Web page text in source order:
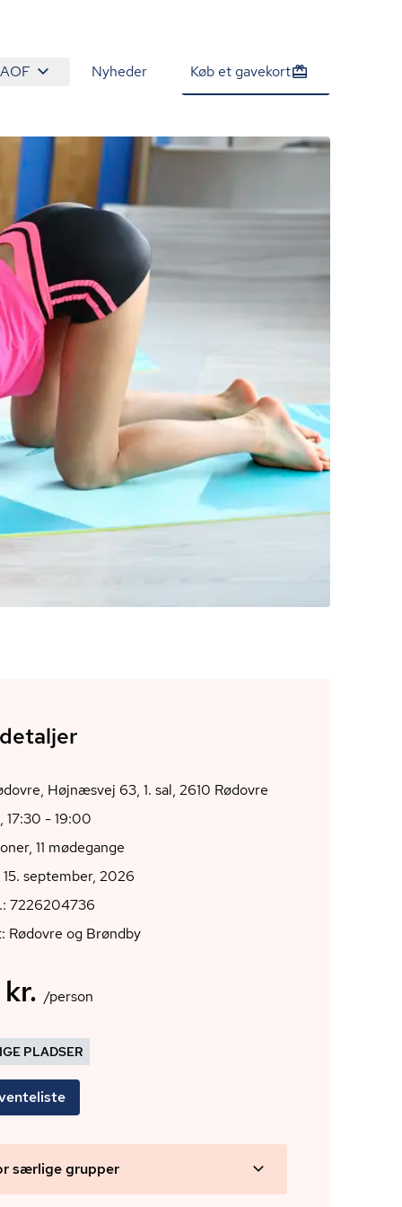
Nyheder Køb et gavekort
1.355 kr. /person Tilmeld venteliste
AOF Rødovre, Højnæsvej 63, 1. sal, 2610 Rødovre
17:30 - 19:00
11 mødegange
september, 2026
7226204736
Rødovre og Brøndby
/person
PLADSER
særlige grupper